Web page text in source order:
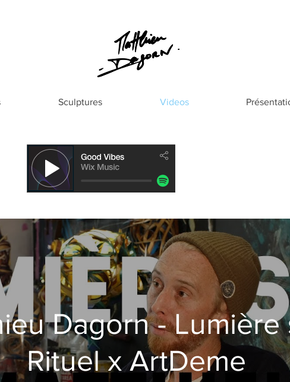
Sculptures Videos
Dagorn - Lumière
Rituel x ArtDeme